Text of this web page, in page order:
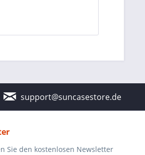
support@suncasestore.de
Sie den kostenlosen Newsletter